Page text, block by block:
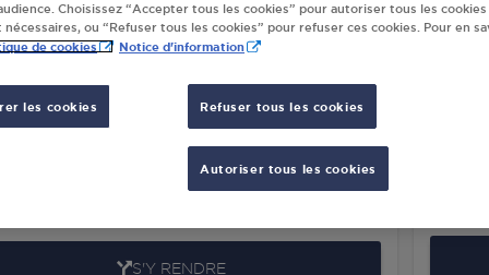
BUCHELAY
COMMERCIAL AUCHAN
DEPARTEMENTAL 110
S'Y RENDRE
Choisissez “Accepter tous les cookies” pour autoriser tous les cookies
ou “Refuser tous les cookies” pour refuser ces cookies. Pour en
de cookies Notice d'information
les cookies Refuser tous les cookies
Autoriser tous les cookies